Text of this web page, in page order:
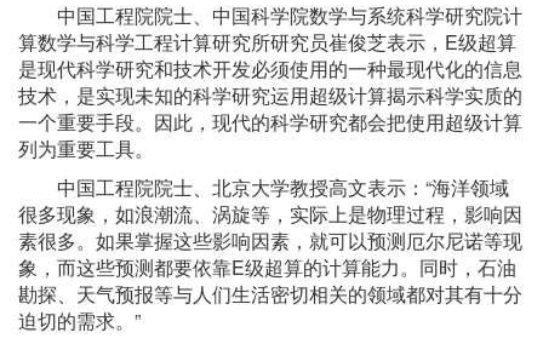
中国工程院院士、中国科学院数学与系统科学研究院计
算数学与科学工程计算研究所研究员崔俊芝表示，E级超算
是现代科学研究和技术开发必须使用的一种最现代化的信息
技术，是实现未知的科学研究运用超级计算揭示科学实质的
一个重要手段。因此，现代的科学研究都会把使用超级计算
列为重要工具。
中国工程院院士、北京大学教授高文表示：“海洋领域
很多现象，如浪潮流、涡旋等，实际上是物理过程，影响因
素很多。如果掌握这些影响因素，就可以预测厄尔尼诺等现
象，而这些预测都要依靠E级超算的计算能力。同时，石油
勘探、天气预报等与人们生活密切相关的领域都对其有十分
迫切的需求。”